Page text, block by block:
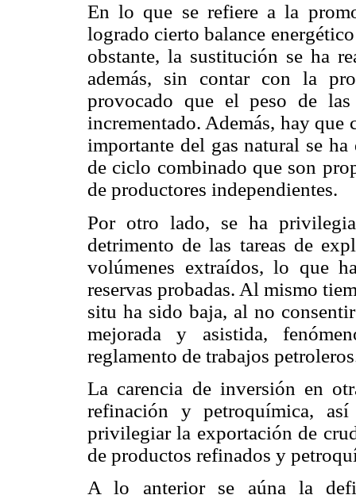
En lo que se refiere a la
logrado cierto balance
obstante, la sustitución se ha
además, sin contar con la
provocado que el peso de
incrementado. Además, hay que
importante del gas natural se
de ciclo combinado que son
de productores independientes.
Por otro lado, se ha
detrimento de las tareas de
volúmenes extraídos, lo que
reservas probadas. Al mismo
situ ha sido baja, al no
mejorada y asistida,
reglamento de trabajos
La carencia de inversión en
refinación y petroquímica,
privilegiar la exportación de
de productos refinados y
A lo anterior se aúna la